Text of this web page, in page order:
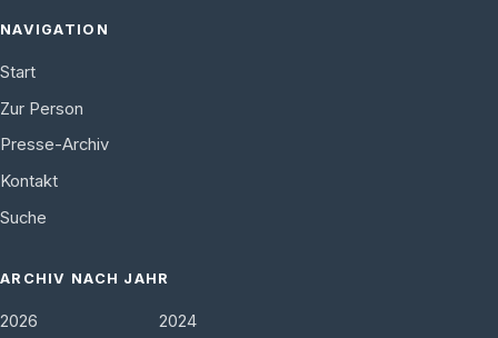
NAVIGATION
Start
Zur Person
Presse-Archiv
Kontakt
Suche
ARCHIV NACH JAHR
2026 2024